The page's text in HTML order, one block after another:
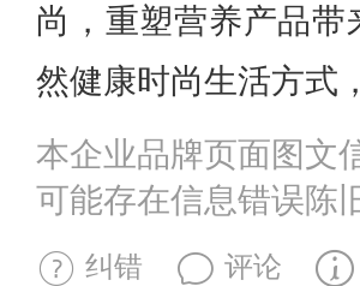
尚，重塑营养产品
然健康时尚生活方式
本企业品牌页面图文
可能存在信息错误陈
纠错 评论